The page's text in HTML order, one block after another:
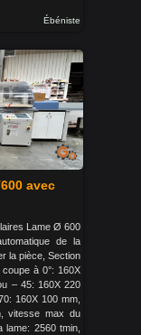
Ébéniste
avec
Lame Ø 600
de la
la pièce, Section
à 0°: 160X
– 45: 160X 220
160X 100 mm,
vitesse max du
2560 tmin,